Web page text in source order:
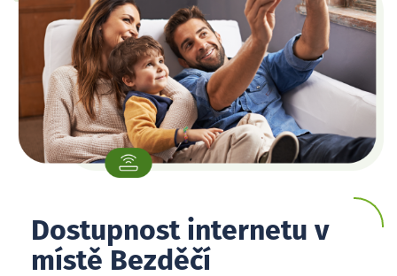
Dostupnost internetu v
místě Bezděčí